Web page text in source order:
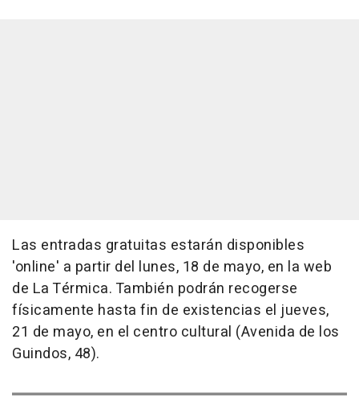
Las entradas gratuitas estarán disponibles
'online' a partir del lunes, 18 de mayo, en la web
de La Térmica. También podrán recogerse
físicamente hasta fin de existencias el jueves,
21 de mayo, en el centro cultural (Avenida de los
Guindos, 48).